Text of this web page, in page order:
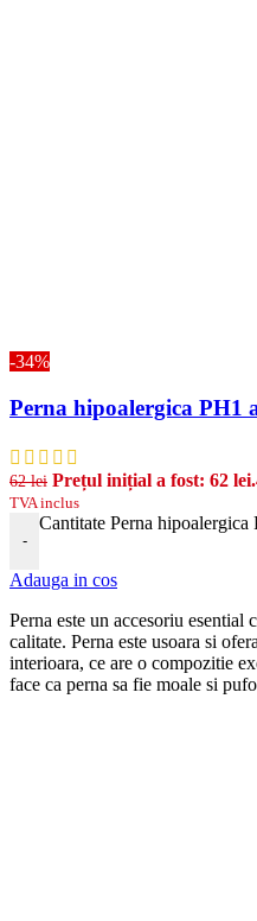
-34%
Perna hipoalergica PH1
62lei Prețul inițial a fost: 62 lei.
TVA inclus
-
Cantitate Perna
Adauga in cos
Perna este un accesoriu esential
calitate. Perna este usoara si
interioara, ce are o compozitie
face ca perna sa fie moale si